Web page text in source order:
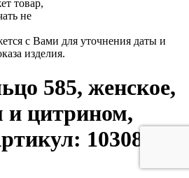
товар,
не
с Вами для уточнения даты и
изделия.
585, женское,
и цитрином,
103085-